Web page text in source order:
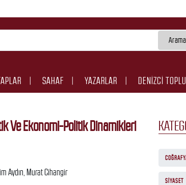
Arama
SAHAF YAZARLAR DENİZCİ
Ve Ekonomi-Politik Dinamikleri
Aydın, Murat Cihangir
SIYASET